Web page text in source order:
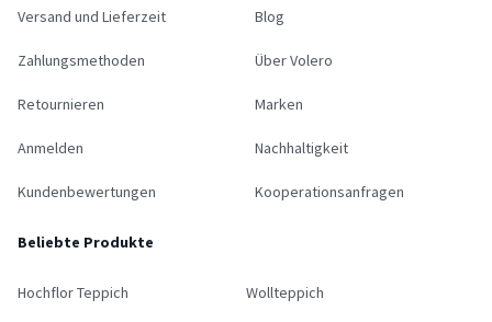
Versand und Lieferzeit
Zahlungsmethoden
Retournieren
Anmelden
Kundenbewertungen
Blog
Über Volero
Marken
Nachhaltigkeit
Kooperationsanfragen
Beliebte Produkte
Hochflor Teppich Wollteppich